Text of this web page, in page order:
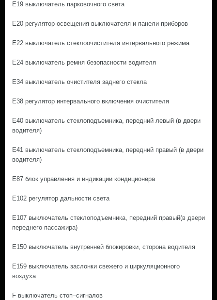
E19 выключатель парковочного света
E20 регулятор освещения выключателя и панели приборов
E22 выключатель стеклоочистителя интервального режима
E24 выключатель ремня безопасности водителя
E34 выключатель очистителя заднего стекла
E38 регулятор интервального включения очистителя
E40 выключатель стеклоподъемника, передний левый (в двери
водителя)
E41 выключатель стеклоподъемника, передний правый (в двери
водителя)
E87 блок управления и индикации кондиционера
E102 регулятор дальности света
E107 выключатель стеклоподъемника, передний правый(в двери
переднего пассажира)
E150 выключатель внутренней блокировки, сторона водителя
E159 выключатель заслонки свежего и циркуляционного
воздуха
F выключатель стоп–сигналов